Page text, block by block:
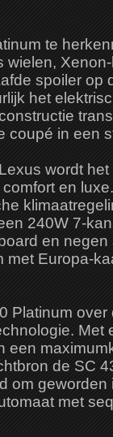
te
wielen,
spoiler op
het
coupé in een
wordt
en
240W 7-
en
Europa-
Platinum over
Met
een
de SC
om geworden
met